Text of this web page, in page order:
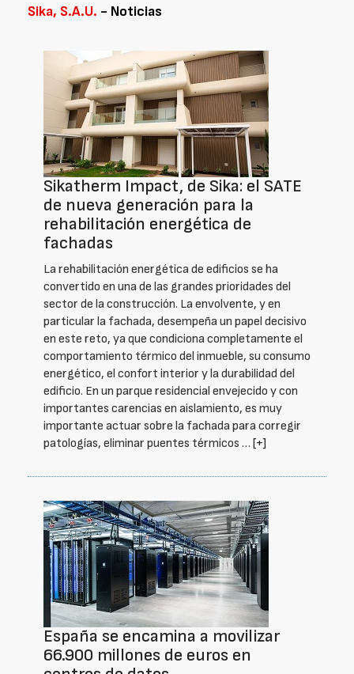
Sika, S.A.U. - Noticias
Sikatherm Impact, de Sika: el SATE
de nueva generación para la
rehabilitación energética de
fachadas
La rehabilitación energética de edificios se ha
convertido en una de las grandes prioridades del
sector de la construcción. La envolvente, y en
particular la fachada, desempeña un papel decisivo
en este reto, ya que condiciona completamente el
comportamiento térmico del inmueble, su consumo
energético, el confort interior y la durabilidad del
edificio. En un parque residencial envejecido y con
importantes carencias en aislamiento, es muy
importante actuar sobre la fachada para corregir
patologías, eliminar puentes térmicos … [+]
España se encamina a movilizar
66.900 millones de euros en